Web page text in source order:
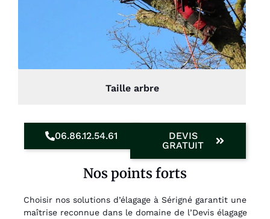
Taille arbre
06.86.12.54.61
DEVIS
GRATUIT
Nos points forts
Choisir nos solutions d’élagage à Sérigné garantit une
maîtrise reconnue dans le domaine de l’Devis élagage